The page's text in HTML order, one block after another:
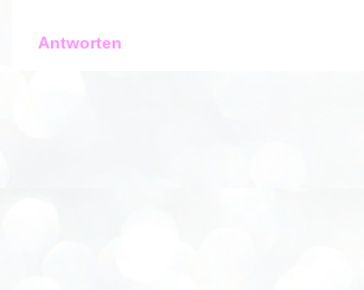
Antworten